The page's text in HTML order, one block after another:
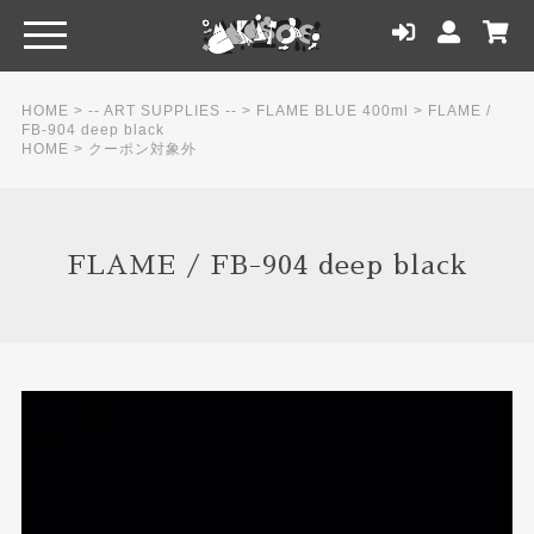
HOME > -- ART SUPPLIES -- > FLAME BLUE 400ml > FLAME /
FB-904 deep black
HOME > クーポン対象外
FLAME / FB-904 deep black